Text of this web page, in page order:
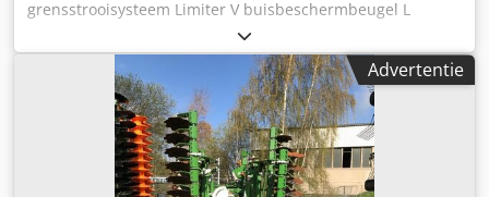
grensstrooisysteem Limiter V buisbeschermbeugel L
mechanische / positieweergave strooimechanisme ZA-V
opzetbak S 2000 inbouwdelen voor / ZA-basismachines
aftakas met wrijvingskoppeling spatbord L en ladders /
LED-achterverlichting Dkedpjt Dwibsfx Aaisr
Advertentie